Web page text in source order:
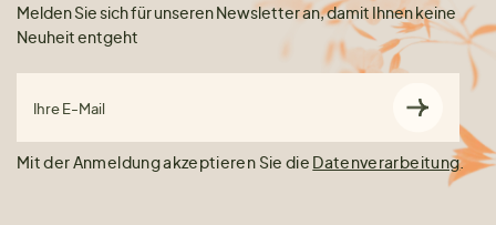
Melden Sie sich für unseren Newsletter an, damit Ihnen keine
Neuheit entgeht
Ihre E-Mail
Mit der Anmeldung akzeptieren Sie die Datenverarbeitung.